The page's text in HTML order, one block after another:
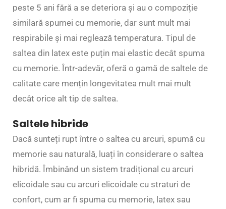
peste 5 ani fără a se deteriora și au o compoziție
similară spumei cu memorie, dar sunt mult mai
respirabile și mai reglează temperatura. Tipul de
saltea din latex este puțin mai elastic decât spuma
cu memorie. Într-adevăr, oferă o gamă de saltele de
calitate care mențin longevitatea mult mai mult
decât orice alt tip de saltea.
Saltele hibride
Dacă sunteți rupt între o saltea cu arcuri, spumă cu
memorie sau naturală, luați în considerare o saltea
hibridă. Îmbinând un sistem tradițional cu arcuri
elicoidale sau cu arcuri elicoidale cu straturi de
confort, cum ar fi spuma cu memorie, latex sau